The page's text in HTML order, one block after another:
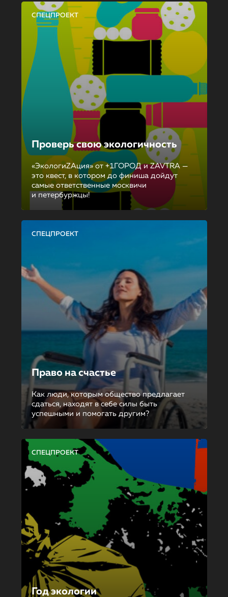
СПЕЦПРОЕКТ
Проверь свою экологичность
«ЭкологиZAция» от +1ГОРОД и ZAVTRA —
это квест, в котором до финиша дойдут
самые ответственные москвичи
и петербуржцы!
СПЕЦПРОЕКТ
Право на счастье
Как люди, которым общество предлагает
сдаться, находят в себе силы быть
успешными и помогать другим?
СПЕЦПРОЕКТ
Год экологии